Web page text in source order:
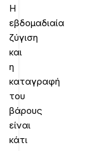
Η
εβδομαδιαία
ζύγιση
και
η
καταγραφή
του
βάρους
είναι
κάτι